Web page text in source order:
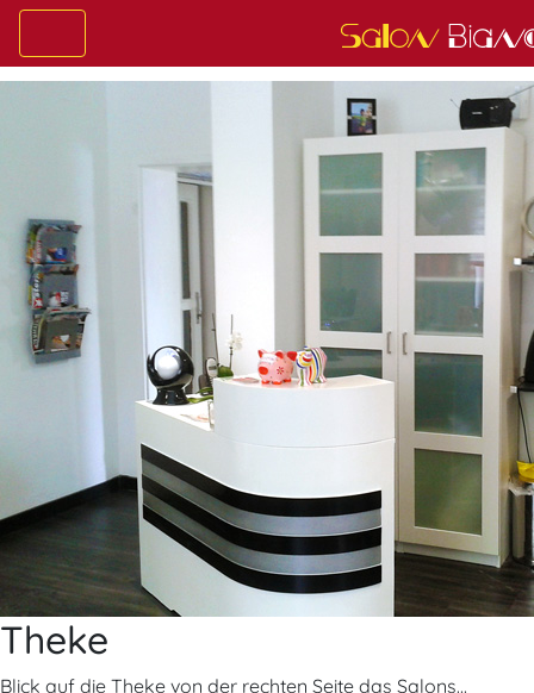
Theke
Blick auf die Theke von der rechten Seite das Salons...